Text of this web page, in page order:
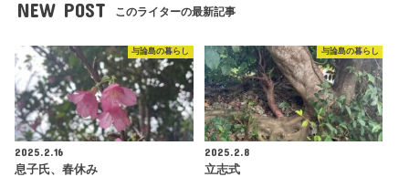
NEW POST このライターの最新記事
与論島の暮らし
2025.2.16
息子氏、春休み
与論島の暮らし
2025.2.8
立志式